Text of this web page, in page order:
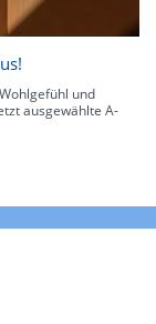
und
ausgewählte A-